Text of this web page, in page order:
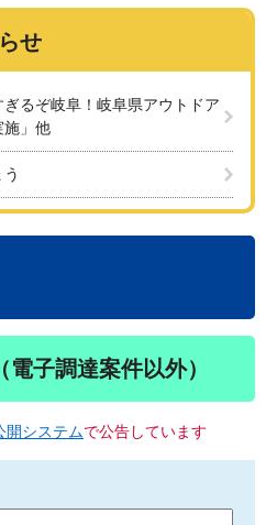
せ
るぞ岐阜！岐阜県アウトドア
施」他
子調達案件以外）
開システムで公告しています